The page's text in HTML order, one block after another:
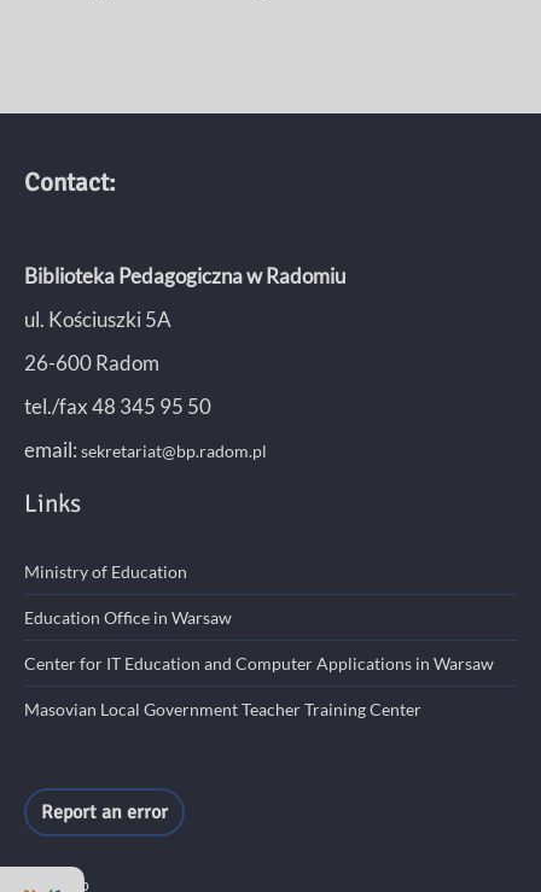
Contact:
Biblioteka Pedagogiczna w Radomiu
ul. Kościuszki 5A
26-600 Radom
tel./fax 48 345 95 50
email: sekretariat@bp.radom.pl
Links
Ministry of Education
Education Office in Warsaw
Center for IT Education and Computer Applications in Warsaw
Masovian Local Government Teacher Training Center
Report an error
Site Map